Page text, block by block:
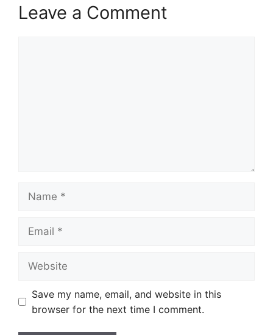
Leave a Comment
Save my name, email, and website in this
browser for the next time I comment.